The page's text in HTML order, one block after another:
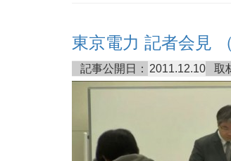
東京電力 記者会見 （
記事公開日： 2011.12.10 取